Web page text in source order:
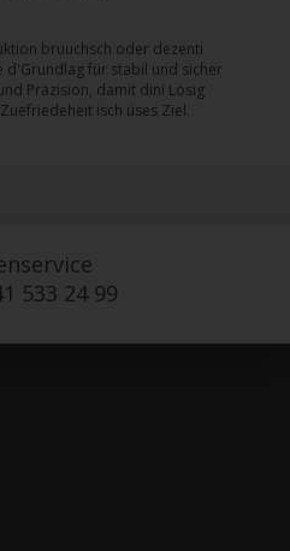
bruuchsch oder dezenti
d'Grundlag für stabil und sicher
Präzision, damit dini Lösig
isch üses Ziel.
533 24 99